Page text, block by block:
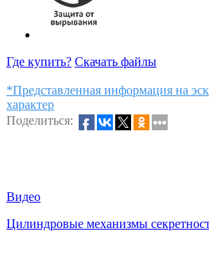
Где купить? Скачать файлы
*Представленная информация на
характер
Поделиться:
Видео
Цилиндровые механизмы